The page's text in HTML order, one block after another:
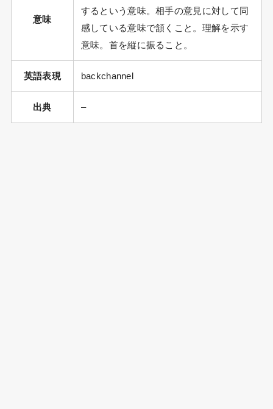
意味
するという意味。相手の意見に対して同
感している意味で頷くこと。理解を示す
意味。首を縦に振ること。
英語表現 backchannel
出典 –